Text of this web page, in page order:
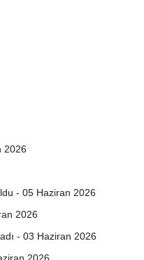
2026
- 05 Haziran 2026
2026
- 03 Haziran 2026